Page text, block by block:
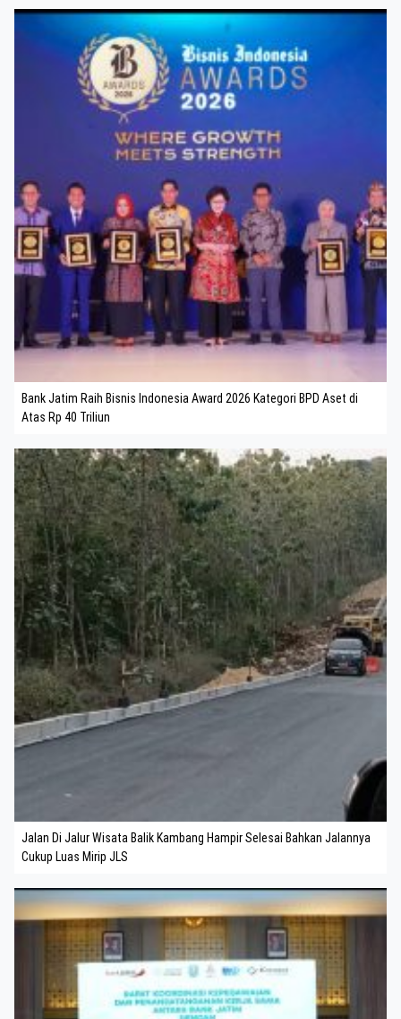
Bank Jatim Raih Bisnis Indonesia Award 2026 Kategori BPD Aset di
Atas Rp 40 Triliun
Jalan Di Jalur Wisata Balik Kambang Hampir Selesai Bahkan Jalannya
Cukup Luas Mirip JLS